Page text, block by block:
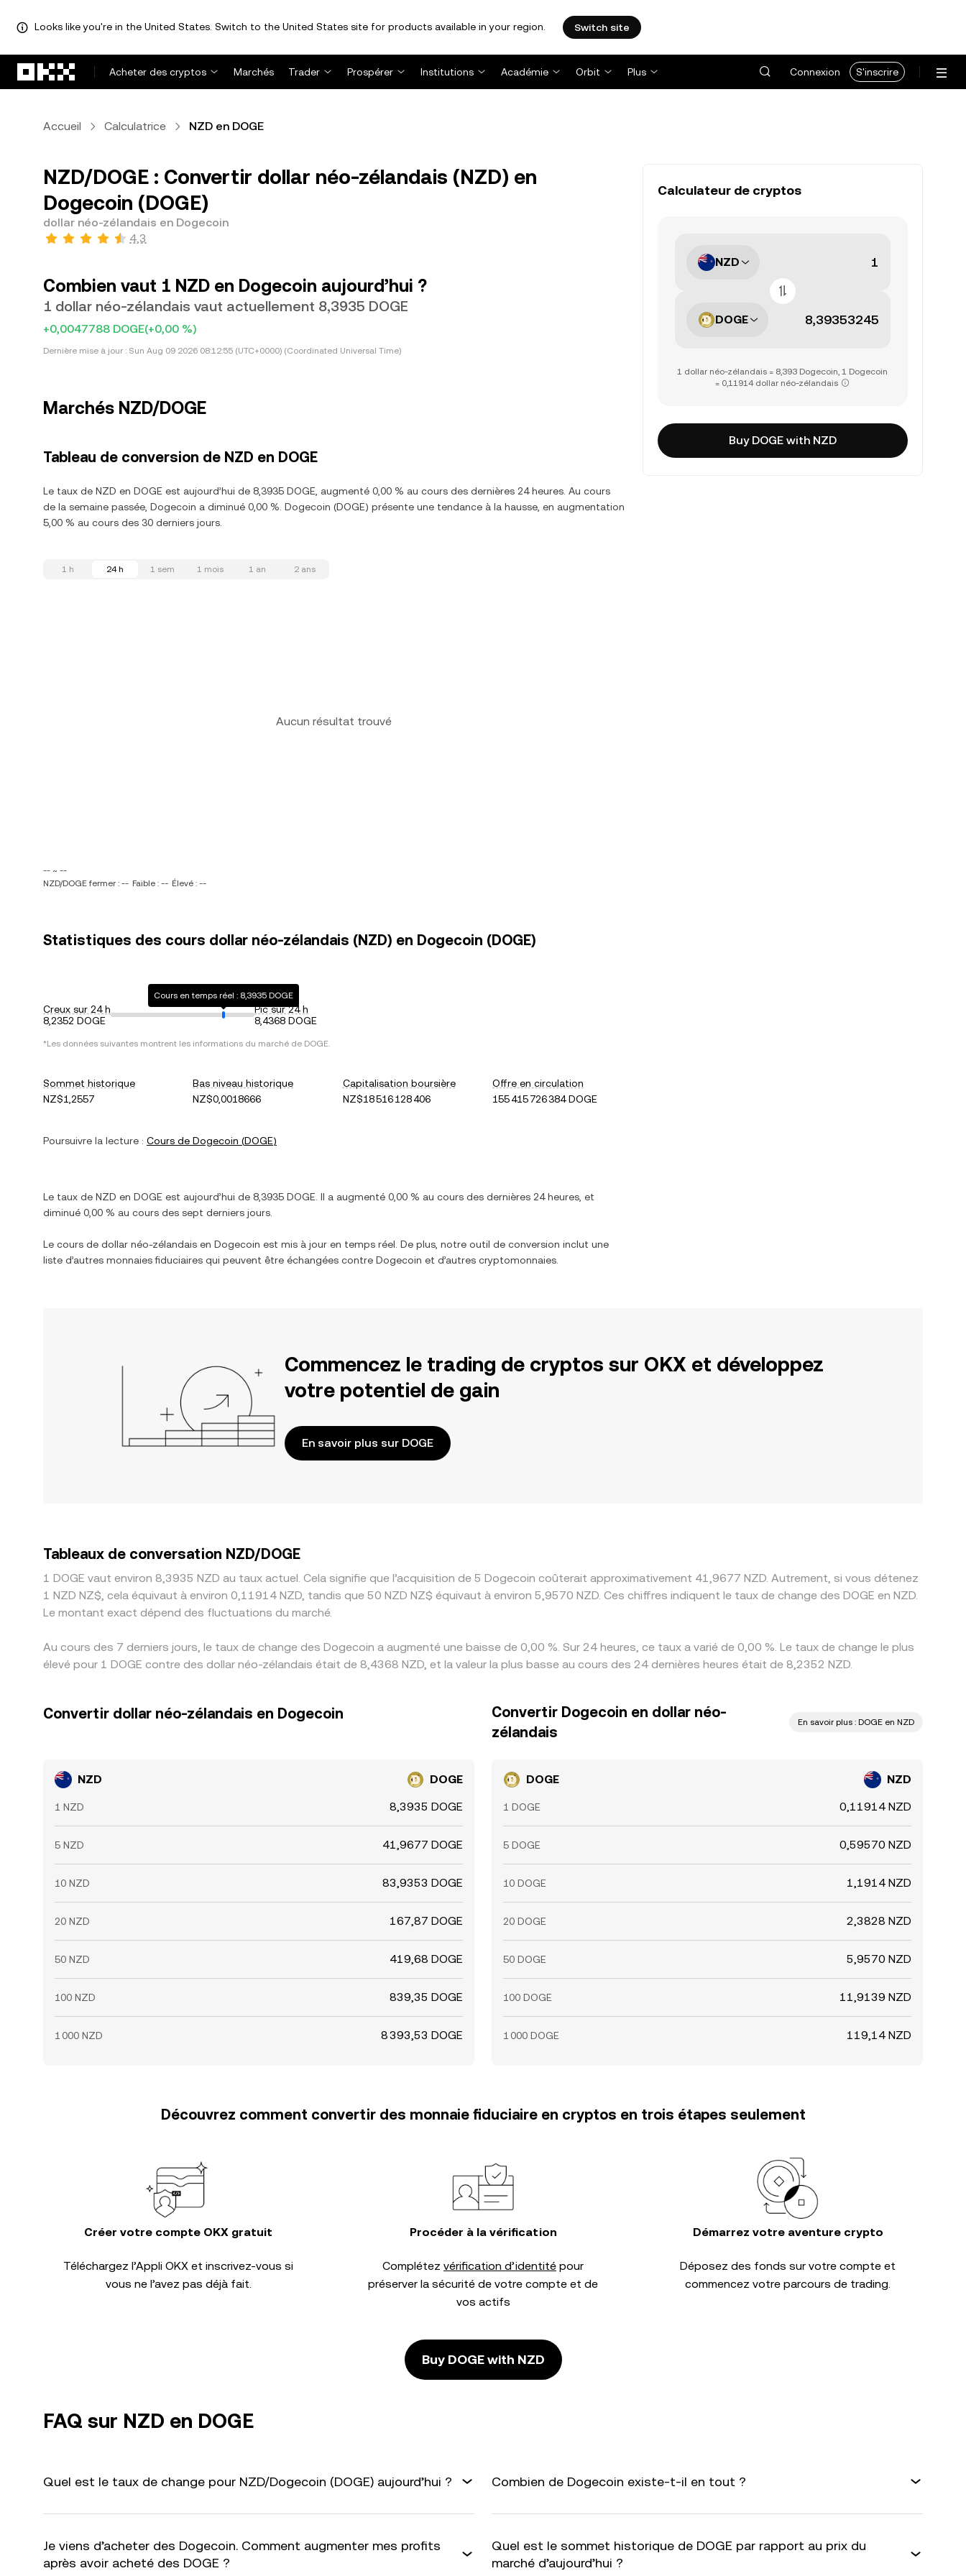
Looks like you're in the United States. Switch to the United States site for products available in your region. Switch site
Acheter des cryptos
Marchés Trader Prospérer Institutions Académie Orbit Plus Connexion S'inscrire
Accueil Calculatrice NZD en DOGE
NZD/DOGE : Convertir dollar néo-zélandais (NZD) en
Dogecoin (DOGE)
dollar néo-zélandais en Dogecoin
4,3
Combien vaut 1 NZD en Dogecoin aujourd’hui ?
1 dollar néo-zélandais vaut actuellement 8,3935 DOGE
+0,0047788 DOGE(+0,00 %)
Dernière mise à jour : Sun Aug 09 2026 08:12:55 (UTC+0000) (Coordinated Universal Time)
Marchés NZD/DOGE
Tableau de conversion de NZD en DOGE
Le taux de NZD en DOGE est aujourd’hui de 8,3935 DOGE, augmenté 0,00 % au cours des dernières 24 heures. Au cours
de la semaine passée, Dogecoin a diminué 0,00 %. Dogecoin (DOGE) présente une tendance à la hausse, en augmentation
5,00 % au cours des 30 derniers jours.
1 h 24 h 1 sem 1 mois 1 an 2 ans
Aucun résultat trouvé
-- ~ --
NZD/DOGE fermer : -- Faible : -- Élevé : --
Statistiques des cours dollar néo-zélandais (NZD) en Dogecoin (DOGE)
Creux sur 24 h
8,2352 DOGE
Cours en temps réel : 8,3935 DOGE
Pic sur 24 h
8,4368 DOGE
*Les données suivantes montrent les informations du marché de DOGE.
Sommet historique
NZ$1,2557
Bas niveau historique
NZ$0,0018666
Capitalisation boursière
NZ$18 516 128 406
Offre en circulation
155 415 726 384 DOGE
Poursuivre la lecture : Cours de Dogecoin (DOGE)
Le taux de NZD en DOGE est aujourd’hui de 8,3935 DOGE . Il a augmenté 0,00 % au cours des dernières 24 heures, et
diminué 0,00 % au cours des sept derniers jours.
Le cours de dollar néo-zélandais en Dogecoin est mis à jour en temps réel. De plus, notre outil de conversion inclut une
liste d’autres monnaies fiduciaires qui peuvent être échangées contre Dogecoin et d’autres cryptomonnaies.
Calculateur de cryptos
NZD
DOGE
1 dollar néo-zélandais = 8,393 Dogecoin, 1 Dogecoin
= 0,11914 dollar néo-zélandais
Buy DOGE with NZD
Commencez le trading de cryptos sur OKX et développez
votre potentiel de gain
En savoir plus sur DOGE
Tableaux de conversation NZD/DOGE
1 DOGE vaut environ 8,3935 NZD au taux actuel. Cela signifie que l’acquisition de 5 Dogecoin coûterait approximativement 41,9677 NZD. Autrement, si vous détenez
1 NZD NZ$, cela équivaut à environ 0,11914 NZD, tandis que 50 NZD NZ$ équivaut à environ 5,9570 NZD. Ces chiffres indiquent le taux de change des DOGE en NZD.
Le montant exact dépend des fluctuations du marché.
Au cours des 7 derniers jours, le taux de change des Dogecoin a augmenté une baisse de 0,00 %. Sur 24 heures, ce taux a varié de 0,00 %. Le taux de change le plus
élevé pour 1 DOGE contre des dollar néo-zélandais était de 8,4368 NZD, et la valeur la plus basse au cours des 24 dernières heures était de 8,2352 NZD.
Convertir dollar néo-zélandais en Dogecoin
NZD DOGE
1 NZD 8,3935 DOGE
5 NZD 41,9677 DOGE
10 NZD 83,9353 DOGE
20 NZD 167,87 DOGE
50 NZD 419,68 DOGE
100 NZD 839,35 DOGE
1 000 NZD 8 393,53 DOGE
Convertir Dogecoin en dollar néo-
zélandais
En savoir plus : DOGE en NZD
DOGE NZD
1 DOGE 0,11914 NZD
5 DOGE 0,59570 NZD
10 DOGE 1,1914 NZD
20 DOGE 2,3828 NZD
50 DOGE 5,9570 NZD
100 DOGE 11,9139 NZD
1 000 DOGE 119,14 NZD
Découvrez comment convertir des monnaie fiduciaire en cryptos en trois étapes seulement
Créer votre compte OKX gratuit
Téléchargez l’Appli OKX et inscrivez-vous si
vous ne l’avez pas déjà fait.
Procéder à la vérification
Complétez vérification d’identité pour
préserver la sécurité de votre compte et de
vos actifs
Démarrez votre aventure crypto
Déposez des fonds sur votre compte et
commencez votre parcours de trading.
Buy DOGE with NZD
FAQ sur NZD en DOGE
Quel est le taux de change pour NZD/Dogecoin (DOGE) aujourd’hui ? Combien de Dogecoin existe-t-il en tout ?
Je viens d’acheter des Dogecoin. Comment augmenter mes profits
après avoir acheté des DOGE ?
Quel est le sommet historique de DOGE par rapport au prix du
marché d’aujourd’hui ?